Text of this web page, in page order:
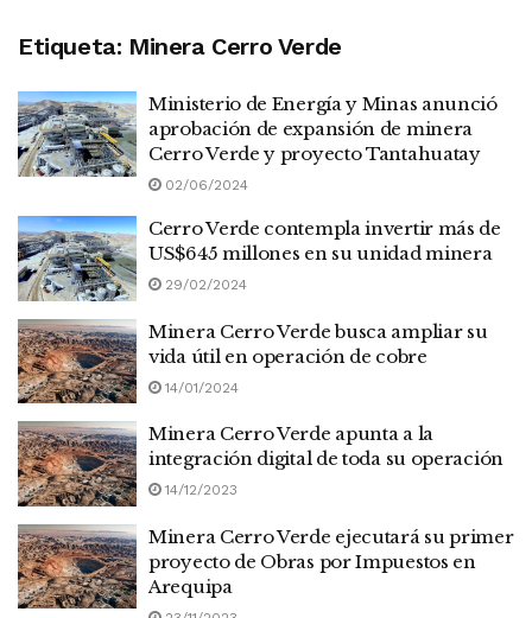
Etiqueta: Minera Cerro Verde
Ministerio de Energía y Minas anunció
aprobación de expansión de minera
Cerro Verde y proyecto Tantahuatay
02/06/2024
Cerro Verde contempla invertir más de
US$645 millones en su unidad minera
29/02/2024
Minera Cerro Verde busca ampliar su
vida útil en operación de cobre
14/01/2024
Minera Cerro Verde apunta a la
integración digital de toda su operación
14/12/2023
Minera Cerro Verde ejecutará su primer
proyecto de Obras por Impuestos en
Arequipa